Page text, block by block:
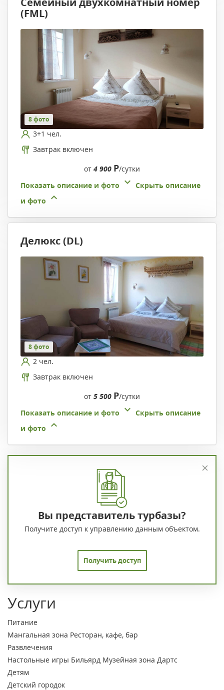
(FML)
8 фото
3+1 чел.
Завтрак включен
от 4 900 Р/сутки
Показать описание и фото
Скрыть описание
и фото
Делюкс (DL)
8 фото
2 чел.
Завтрак включен
от 5 500 Р/сутки
Показать описание и фото
Скрыть описание
и фото
Вы представитель турбазы?
Получите доступ к управлению данным объектом.
Получить доступ
Услуги
Питание
Мангальная зона Ресторан, кафе, бар
Развлечения
Настольные игры Бильярд Музейная зона Дартс
Детям
Детский городок